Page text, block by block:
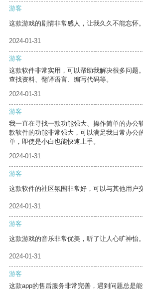
游客
这款游戏的剧情非常感人，让我久久不能忘怀。
2024-01-31
游客
这款软件非常实用，可以帮助我解决很多问题
查找资料、翻译语言、编写代码等。
2024-01-31
游客
我一直在寻找一款功能强大、操作简单的办公
款软件的功能非常强大，可以满足我日常办公
单，即使是小白也能快速上手。
2024-01-31
游客
这款软件的社区氛围非常好，可以与其他用户
2024-01-31
游客
这款游戏的音乐非常优美，听了让人心旷神怡。
2024-01-31
游客
这款app的售后服务非常完善，遇到问题总是